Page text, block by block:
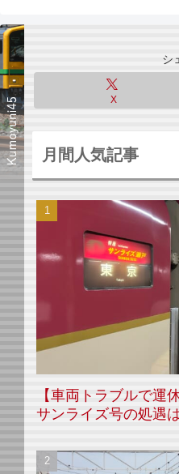
シ
X
月間人気記事
【車両トラブルで運
サンライズ号の処遇